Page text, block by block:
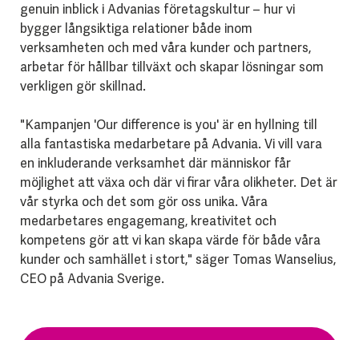
genuin inblick i Advanias företagskultur – hur vi
bygger långsiktiga relationer både inom
verksamheten och med våra kunder och partners,
arbetar för hållbar tillväxt och skapar lösningar som
verkligen gör skillnad.
"Kampanjen 'Our difference is you' är en hyllning till
alla fantastiska medarbetare på Advania. Vi vill vara
en inkluderande verksamhet där människor får
möjlighet att växa och där vi firar våra olikheter. Det är
vår styrka och det som gör oss unika. Våra
medarbetares engagemang, kreativitet och
kompetens gör att vi kan skapa värde för både våra
kunder och samhället i stort," säger Tomas Wanselius,
CEO på Advania Sverige.